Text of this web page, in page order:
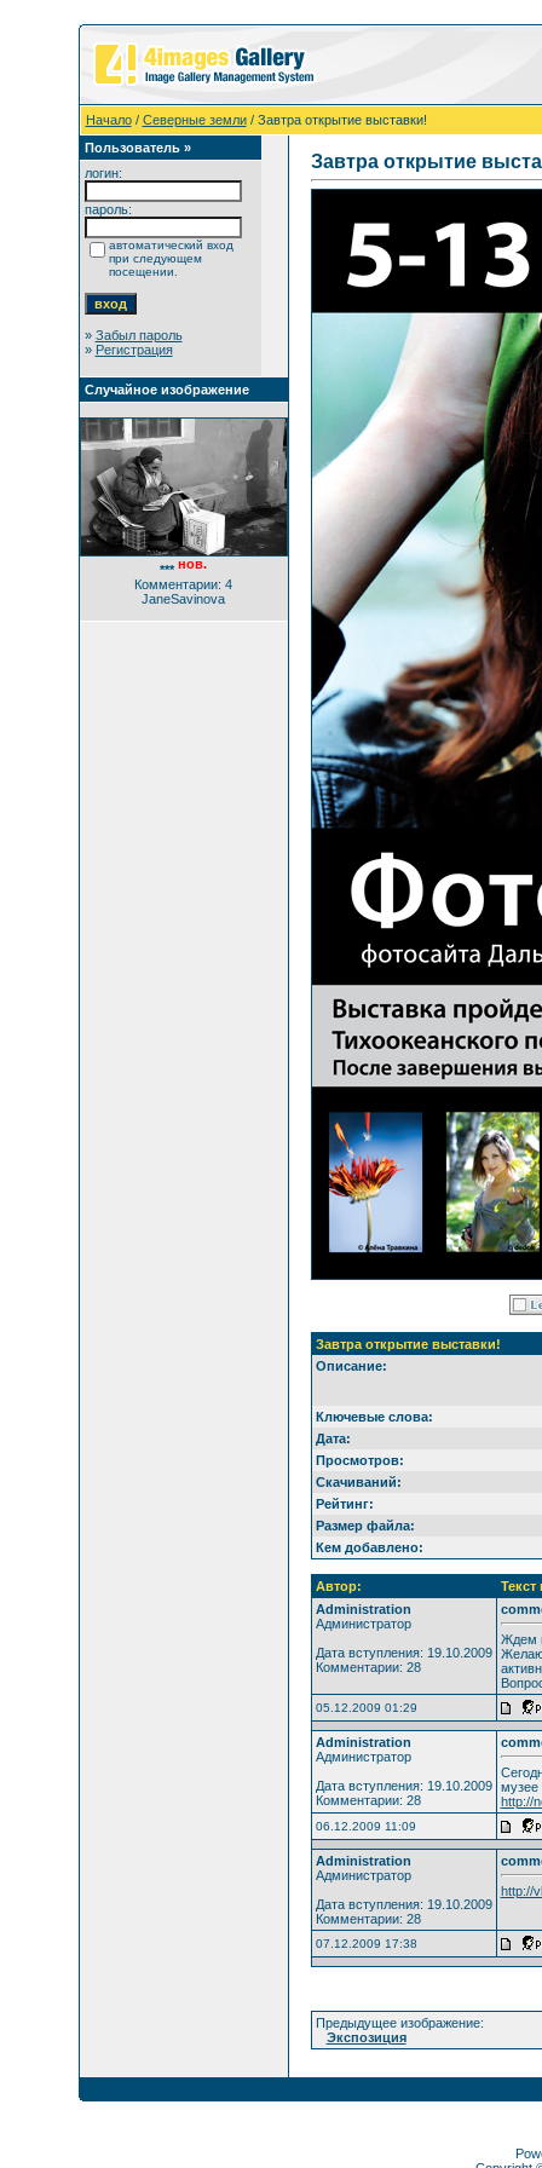
Начало/ Северные земли/ Завтра открытие выставки!
Пользователь »
логин:
пароль:
автоматический вход
при следующем
посещении.
» Забыл пароль
» Регистрация
Случайное изображение
*** нов.
Комментарии: 4
JaneSavinova
Завтра открытие
Завтра открытие выставки!
Описание:
Ключевые слова:
Дата:
Просмотров:
Скачиваний:
Рейтинг:
Размер файла:
Кем добавлено:
Автор:
Administration
Администратор
Дата вступления: 19.10.2009
Комментарии: 28
Ждем
05.12.2009 01:29
Administration
Администратор
Дата вступления: 19.10.2009
Комментарии: 28
музее
http://
06.12.2009 11:09
Administration
Администратор
Дата вступления: 19.10.2009
Комментарии: 28
http://
07.12.2009 17:38
Предыдущее изображение:
Экспозиция